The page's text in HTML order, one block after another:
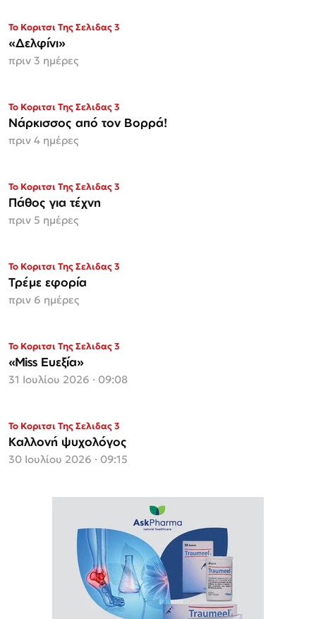
Το Κοριτσι Της Σελιδας 3
«Δελφίνι»
πριν 3 ημέρες
Το Κοριτσι Της Σελιδας 3
Νάρκισσος από τον Βορρά!
πριν 4 ημέρες
Το Κοριτσι Της Σελιδας 3
Πάθος για τέχνη
πριν 5 ημέρες
Το Κοριτσι Της Σελιδας 3
Τρέμε εφορία
πριν 6 ημέρες
Το Κοριτσι Της Σελιδας 3
«Miss Ευεξία»
31 Ιουλίου 2026 · 09:08
Το Κοριτσι Της Σελιδας 3
Καλλονή ψυχολόγος
30 Ιουλίου 2026 · 09:15